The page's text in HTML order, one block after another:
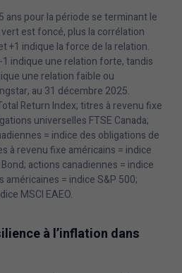
5 ans pour la période se terminant le
vert est foncé, plus la corrélation
+1 indique la force de la relation.
1 indique une relation forte, tandis
une relation faible ou
au 31 décembre 2025.
Return Index; titres à revenu fixe
universelles FTSE Canada;
= indice des obligations de
à revenu fixe américains = indice
actions canadiennes = indice
américaines = indice S&P 500;
MSCI EAEO.
à l’inflation dans